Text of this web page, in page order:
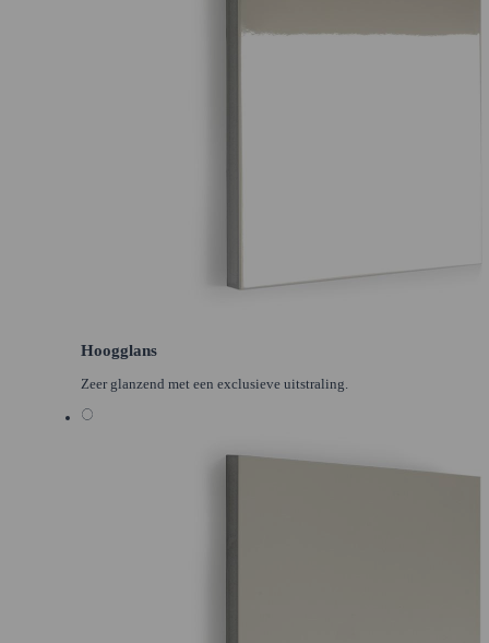
Hoogglans
Zeer glanzend met een exclusieve uitstraling.